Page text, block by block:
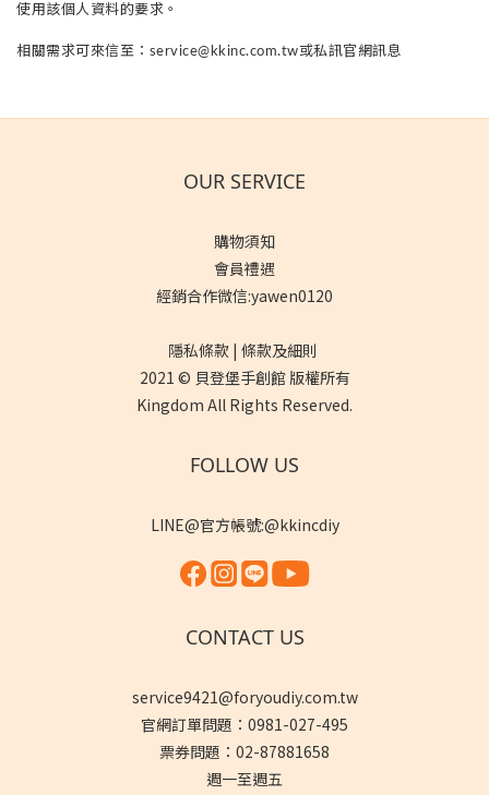
使用該個人資料的要求。
相關需求可來信至：service@kkinc.com.tw或私訊官網訊息
OUR SERVICE
購物須知
會員禮遇
經銷合作微信:yawen0120
隱私條款 | 條款及細則
2021 © 貝登堡手創館 版權所有
Kingdom All Rights Reserved.
FOLLOW US
LINE@官方帳號:@kkincdiy
CONTACT US
service9421@foryoudiy.com.tw
官網訂單問題：0981-027-495
票券問題：02-87881658
週一至週五